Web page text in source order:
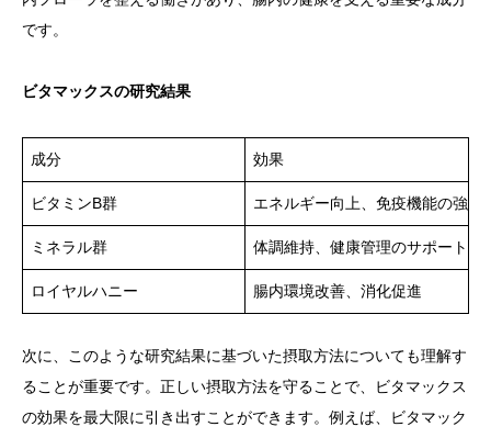
です。
ビタマックスの研究結果
成分 効果
ビタミンB群 エネルギー向上、免疫機能の強化
ミネラル群 体調維持、健康管理のサポート
ロイヤルハニー 腸内環境改善、消化促進
次に、このような研究結果に基づいた摂取方法についても理解す
ることが重要です。正しい摂取方法を守ることで、ビタマックス
の効果を最大限に引き出すことができます。例えば、ビタマック